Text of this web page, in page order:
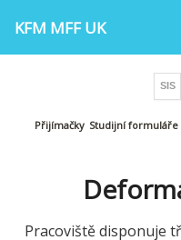
KFM MFF UK
Přijímačky Studijní formuláře
Pracoviště disponuje